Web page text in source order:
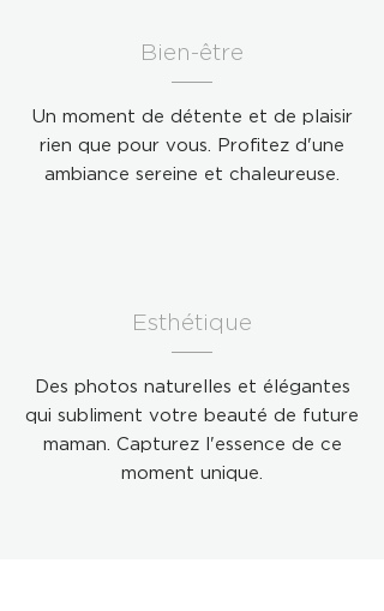
Bien-être
Un moment de détente et de plaisir
rien que pour vous. Profitez d'une
ambiance sereine et chaleureuse.
Esthétique
Des photos naturelles et élégantes
qui subliment votre beauté de future
maman. Capturez l'essence de ce
moment unique.